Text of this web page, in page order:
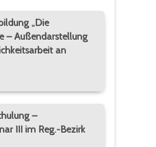
„Die
– Außendarstellung
an
–
III im Reg.-Bezirk